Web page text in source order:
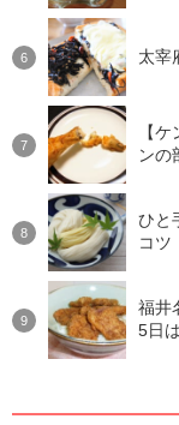
太宰
【
ンの
ひと
コツ
福井
5日